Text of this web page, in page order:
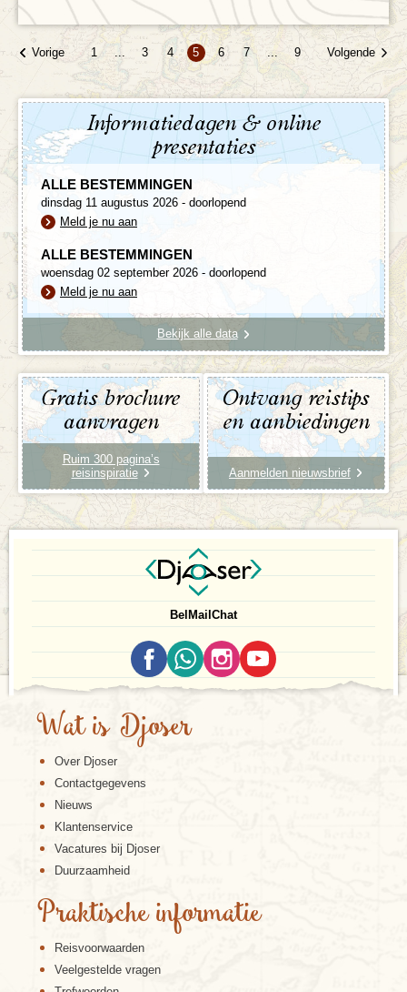
Vorige 1 ... 3 4 5 6 7 ... 9 Volgende
Informatiedagen & online
presentaties
ALLE BESTEMMINGEN
dinsdag 11 augustus 2026 - doorlopend
Meld je nu aan
ALLE BESTEMMINGEN
woensdag 02 september 2026 - doorlopend
Meld je nu aan
Bekijk alle data
Gratis brochure
aanvragen
Ruim 300 pagina’s
reisinspiratie
Ontvang reistips
en aanbiedingen
Aanmelden nieuwsbrief
Bel Mail Chat
Wat is Djoser
Over Djoser
Contactgegevens
Nieuws
Klantenservice
Vacatures bij Djoser
Duurzaamheid
Praktische informatie
Reisvoorwaarden
Veelgestelde vragen